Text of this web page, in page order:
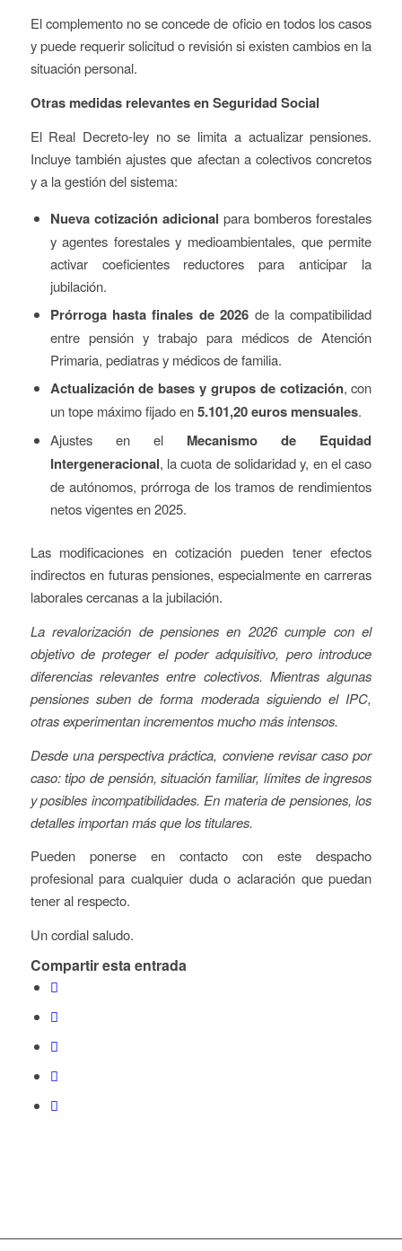
El complemento no se concede de oficio en todos los casos
y puede requerir solicitud o revisión si existen cambios en la
situación personal.
Otras medidas relevantes en Seguridad Social
El Real Decreto-ley no se limita a actualizar pensiones.
Incluye también ajustes que afectan a colectivos concretos
y a la gestión del sistema:
Nueva cotización adicional para bomberos forestales
y agentes forestales y medioambientales, que permite
activar coeficientes reductores para anticipar la
jubilación.
Prórroga hasta finales de 2026 de la compatibilidad
entre pensión y trabajo para médicos de Atención
Primaria, pediatras y médicos de familia.
Actualización de bases y grupos de cotización, con
un tope máximo fijado en5.101,20 euros mensuales.
Ajustes en el Mecanismo de Equidad
Intergeneracional, la cuota de solidaridad y, en el caso
de autónomos, prórroga de los tramos de rendimientos
netos vigentes en 2025.
Las modificaciones en cotización pueden tener efectos
indirectos en futuras pensiones, especialmente en carreras
laborales cercanas a la jubilación.
La revalorización de pensiones en 2026 cumple con el
objetivo de proteger el poder adquisitivo, pero introduce
diferencias relevantes entre colectivos. Mientras algunas
pensiones suben de forma moderada siguiendo el IPC,
otras experimentan incrementos mucho más intensos.
Desde una perspectiva práctica, conviene revisar caso por
caso: tipo de pensión, situación familiar, límites de ingresos
y posibles incompatibilidades. En materia de pensiones, los
detalles importan más que los titulares.
Pueden ponerse en contacto con este despacho
profesional para cualquier duda o aclaración que puedan
tener al respecto.
Un cordial saludo.
Compartir esta entrada